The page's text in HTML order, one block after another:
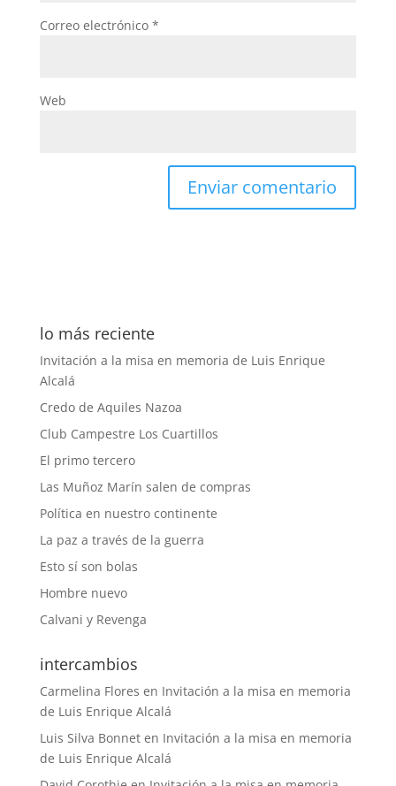
Correo electrónico *
Web
lo más reciente
Invitación a la misa en memoria de Luis Enrique
Alcalá
Credo de Aquiles Nazoa
Club Campestre Los Cuartillos
El primo tercero
Las Muñoz Marín salen de compras
Política en nuestro continente
La paz a través de la guerra
Esto sí son bolas
Hombre nuevo
Calvani y Revenga
intercambios
Carmelina Flores en Invitación a la misa en memoria
de Luis Enrique Alcalá
Luis Silva Bonneten Invitación a la misa en memoria
de Luis Enrique Alcalá